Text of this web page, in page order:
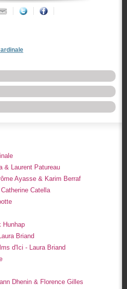
& Laurent Patureau
Ayasse & Karim Berraf
Catella
Briand
d'Ici - Laura Briand
Dhenin & Florence Gilles